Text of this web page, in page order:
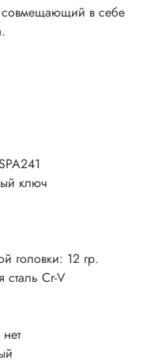
совмещающий в себе
ключ
головки: 12 гр.
сталь Cr-V